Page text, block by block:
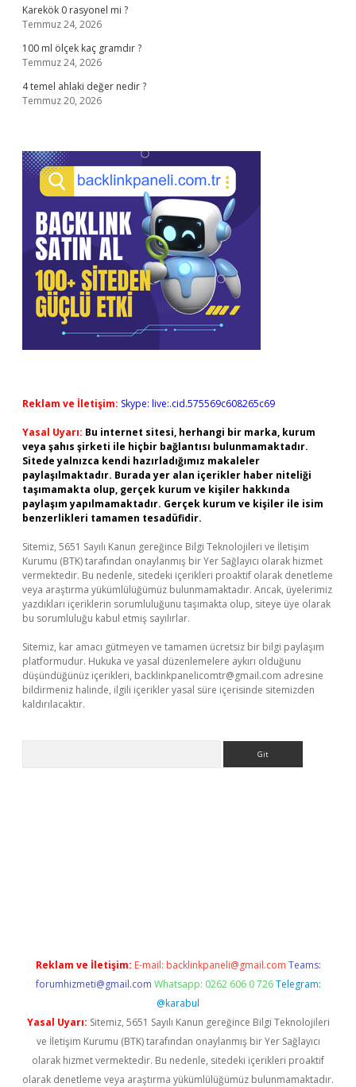
Karekök 0 rasyonel mi ?
Temmuz 24, 2026
100 ml ölçek kaç gramdır ?
Temmuz 24, 2026
4 temel ahlaki değer nedir ?
Temmuz 20, 2026
Reklam ve İletişim: Skype: live:.cid.575569c608265c69
Yasal Uyarı: Bu internet sitesi, herhangi bir marka, kurum
veya şahıs şirketi ile hiçbir bağlantısı bulunmamaktadır.
Sitede yalnızca kendi hazırladığımız makaleler
paylaşılmaktadır. Burada yer alan içerikler haber niteliği
taşımamakta olup, gerçek kurum ve kişiler hakkında
paylaşım yapılmamaktadır. Gerçek kurum ve kişiler ile isim
benzerlikleri tamamen tesadüfidir.
Sitemiz, 5651 Sayılı Kanun gereğince Bilgi Teknolojileri ve İletişim
Kurumu (BTK) tarafından onaylanmış bir Yer Sağlayıcı olarak hizmet
vermektedir. Bu nedenle, sitedeki içerikleri proaktif olarak denetleme
veya araştırma yükümlülüğümüz bulunmamaktadır. Ancak, üyelerimiz
yazdıkları içeriklerin sorumluluğunu taşımakta olup, siteye üye olarak
bu sorumluluğu kabul etmiş sayılırlar.
Sitemiz, kar amacı gütmeyen ve tamamen ücretsiz bir bilgi paylaşım
platformudur. Hukuka ve yasal düzenlemelere aykırı olduğunu
düşündüğünüz içerikleri, backlinkpanelicomtr@gmail.com adresine
bildirmeniz halinde, ilgili içerikler yasal süre içerisinde sitemizden
kaldırılacaktır.
Reklam ve İletişim: E-mail: backlinkpaneli@gmail.com Teams:
forumhizmeti@gmail.com Whatsapp: 0262 606 0 726 Telegram:
@karabul
Yasal Uyarı: Sitemiz, 5651 Sayılı Kanun gereğince Bilgi Teknolojileri
ve İletişim Kurumu (BTK) tarafından onaylanmış bir Yer Sağlayıcı
olarak hizmet vermektedir. Bu nedenle, sitedeki içerikleri proaktif
olarak denetleme veya araştırma yükümlülüğümüz bulunmamaktadır.